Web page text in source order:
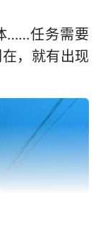
……任务需要
，就有出现